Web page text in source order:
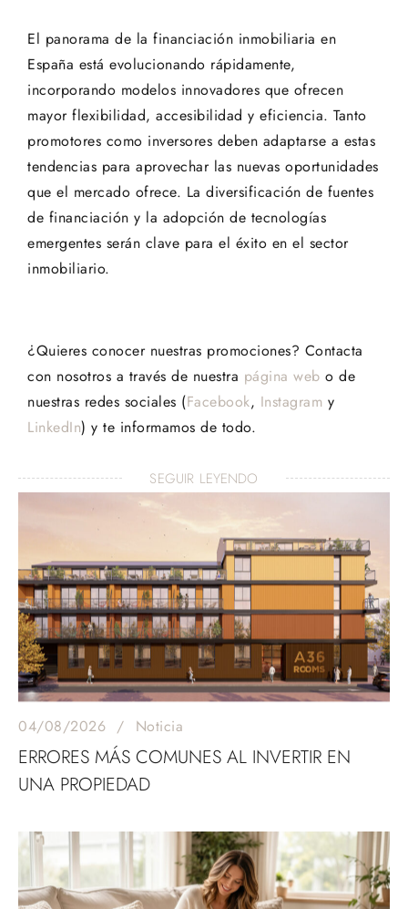
El panorama de la financiación inmobiliaria en
España está evolucionando rápidamente,
incorporando modelos innovadores que ofrecen
mayor flexibilidad, accesibilidad y eficiencia. Tanto
promotores como inversores deben adaptarse a estas
tendencias para aprovechar las nuevas oportunidades
que el mercado ofrece. La diversificación de fuentes
de financiación y la adopción de tecnologías
emergentes serán clave para el éxito en el sector
inmobiliario.
¿Quieres conocer nuestras promociones? Contacta
con nosotros a través de nuestra página web o de
nuestras redes sociales (Facebook, Instagram y
LinkedIn) y te informamos de todo.
SEGUIR LEYENDO
04/08/2026 Noticia
ERRORES MÁS COMUNES AL INVERTIR EN
UNA PROPIEDAD